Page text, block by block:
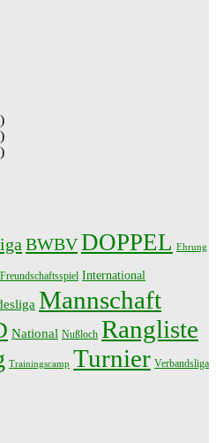
BWBVDOPPEL Ehrung
Freundschaftsspiel International
Mannschaft
National Nußloch Rangliste
Trainingscamp Turnier Verbandsliga